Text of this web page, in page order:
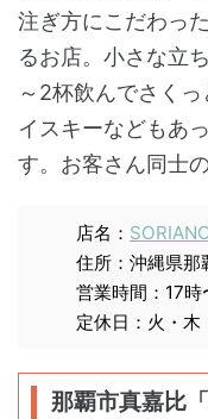
注ぎ方にこだわっ
るお店。小さな立
～2杯飲んでさく
イスキーなどもあ
す。お客さん同士
店名：
住所：沖縄県
営業時間：17
定休日：火・木
那覇市真嘉比